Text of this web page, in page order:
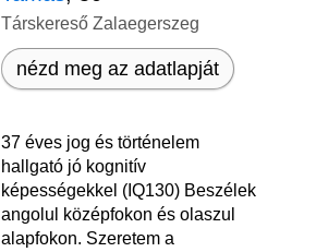
Társkereső Zalaegerszeg
nézd meg az adatlapját
37 éves jog és történelem
hallgató jó kognitív
képességekkel (IQ130) Beszélek
angolul középfokon és olaszul
alapfokon. Szeretem a